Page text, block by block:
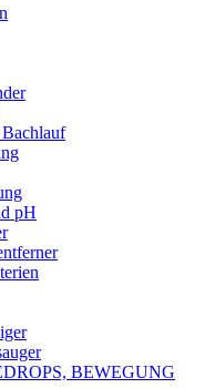
pH
BEWEGUNG